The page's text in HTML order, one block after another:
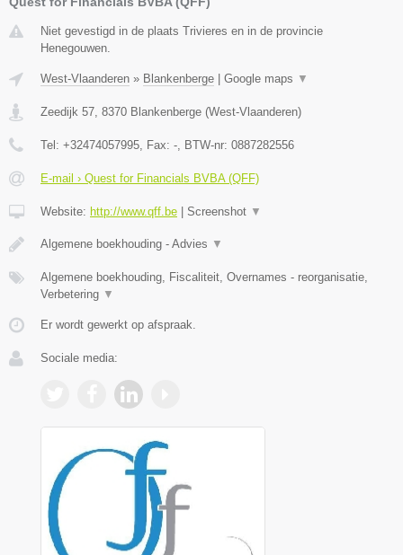
Niet gevestigd in de plaats Trivieres en in de provincie
Henegouwen.
West-Vlaanderen » Blankenberge Google maps ▼
Zeedijk 57, 8370 Blankenberge (West-Vlaanderen)
Tel: +32474057995, Fax: -, BTW-nr: 0887282556
E-mail › Quest for Financials BVBA (QFF)
Website: http://www.qff.be Screenshot ▼
Algemene boekhouding - Advies ▼
Algemene boekhouding, Fiscaliteit, Overnames - reorganisatie,
Verbetering ▼
Er wordt gewerkt op afspraak.
Sociale media: